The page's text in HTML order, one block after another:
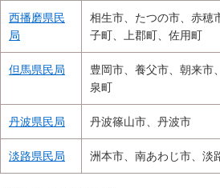
西播磨県民
局
相生市、たつの市、赤穂
子町、上郡町、佐用町
但馬県民局
豊岡市、養父市、朝来市
泉町
丹波県民局 丹波篠山市、丹波市
淡路県民局 洲本市、南あわじ市、淡